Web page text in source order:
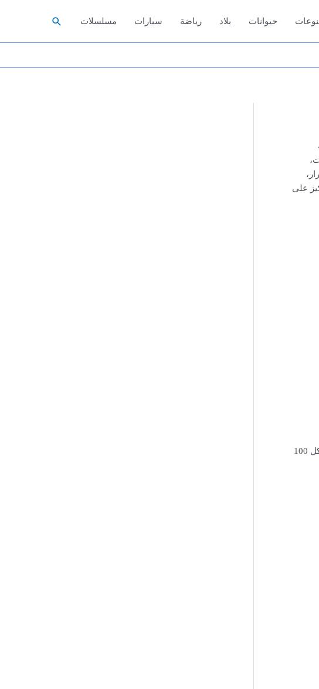
حيوانات بلاد رياضة سيارات مسلسلات البحث
على
تحتوي بذور اليانسون على مكونات غذائية مفيدة ومتنوعة، تجعلها من الأعشاب الفعالة في دعم الصحة العامة. إذ تحتوي كل 100